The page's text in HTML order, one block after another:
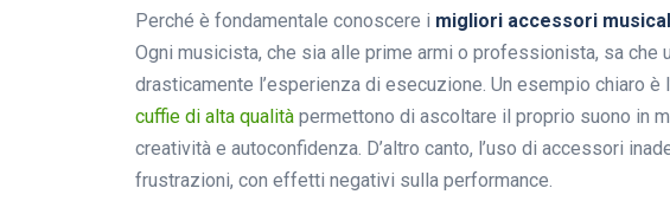
Perché è fondamentale conoscere i migliori accessori
Ogni musicista, che sia alle prime armi o professionista, sa che
drasticamente l’esperienza di esecuzione. Un esempio chiaro è
cuffie di alta qualità permettono di ascoltare il proprio suono in
creatività e autoconfidenza. D’altro canto, l’uso di accessori
frustrazioni, con effetti negativi sulla performance.